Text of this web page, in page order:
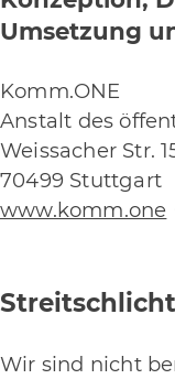
Umsetzung
Komm.ONE
Anstalt des
Weissacher Str.
70499 Stuttgart
www.komm.one
Wir sind nicht